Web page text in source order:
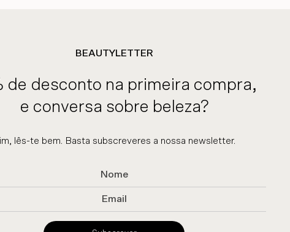
BEAUTYLETTER
de desconto na primeira compra,
e conversa sobre beleza?
lês-te bem. Basta subscreveres a nossa newsletter.